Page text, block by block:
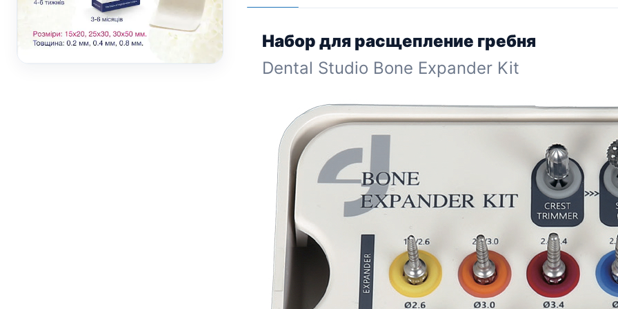
грн.
грн.
грн.
грн.
Набор для расщепление гребня
Dental Studio Bone Expander Kit